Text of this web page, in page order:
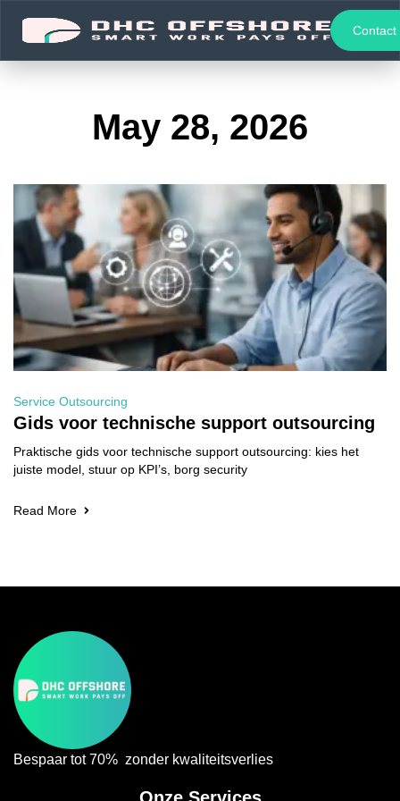
Contact
May 28, 2026
Service Outsourcing
Gids voor technische support outsourcing
Praktische gids voor technische support outsourcing: kies het
juiste model, stuur op KPI’s, borg security
Read More
Bespaar tot 70% zonder kwaliteitsverlies